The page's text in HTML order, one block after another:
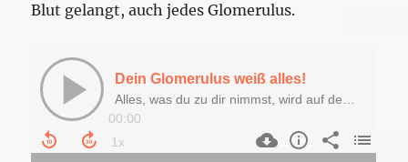
Blut gelangt, auch jedes Glomerulus.